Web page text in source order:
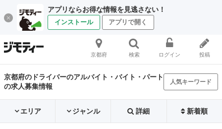
アプリならお得な情報を見逃さない！
インストール アプリで開く
京都府 検索 ログイン 投稿
京都府のドライバーのアルバイト・バイト・パート
の求人募集情報
人気キーワード
エリア ジャンル 詳細 新着順